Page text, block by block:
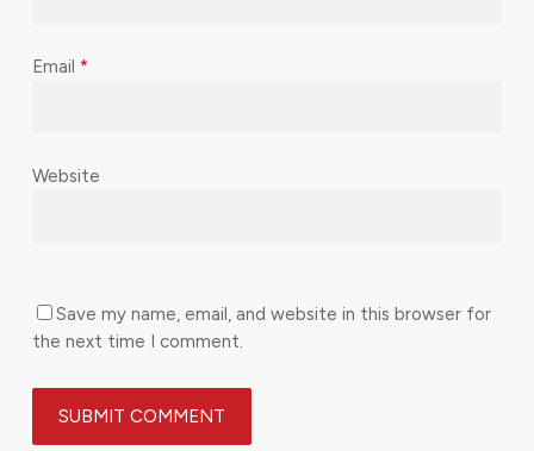
Email *
Website
Save my name, email, and website in this browser for
the next time I comment.